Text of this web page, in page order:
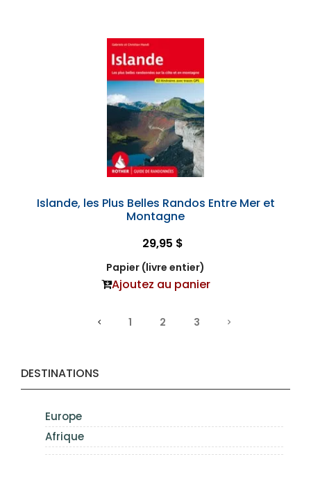
DESTINATIONS
Europe
Afrique
Islande, les Plus Belles Randos Entre Mer et
Montagne
29,95 $
Papier (livre entier)
Ajoutez au panier
1 2 3